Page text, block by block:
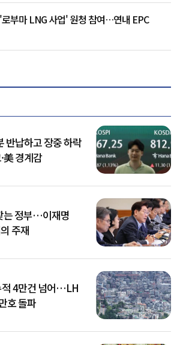
부마 LNG 사업' 원청 참여…연내 EPC
반납하고 장중 하락
경계감
는 정부…이재명
주재
적 4만건 넘어…LH
호 돌파